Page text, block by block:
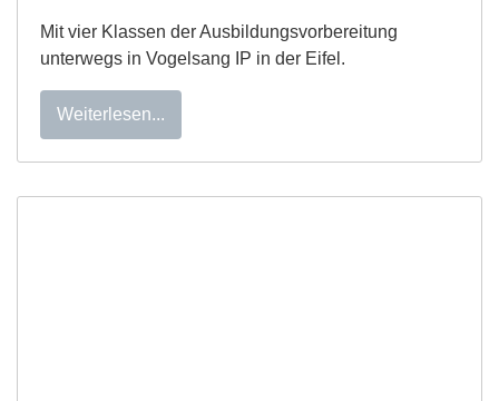
Mit vier Klassen der Ausbildungsvorbereitung
unterwegs in Vogelsang IP in der Eifel.
Weiterlesen...